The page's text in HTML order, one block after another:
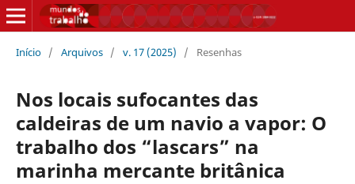
Início / Arquivos / v. 17 (2025) / Resenhas
Nos locais sufocantes das
caldeiras de um navio a vapor: O
trabalho dos “lascars” na
marinha mercante britânica